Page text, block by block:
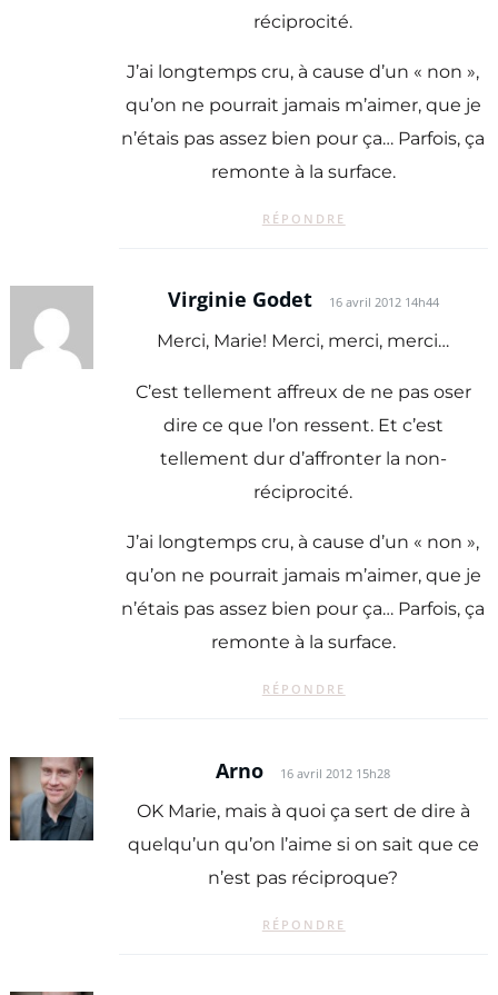
réciprocité.
J’ai longtemps cru, à cause d’un « non »,
qu’on ne pourrait jamais m’aimer, que je
n’étais pas assez bien pour ça… Parfois, ça
remonte à la surface.
RÉPONDRE
Virginie Godet 16 avril 2012 14h44
Merci, Marie! Merci, merci, merci…
C’est tellement affreux de ne pas oser
dire ce que l’on ressent. Et c’est
tellement dur d’affronter la non-
réciprocité.
J’ai longtemps cru, à cause d’un « non »,
qu’on ne pourrait jamais m’aimer, que je
n’étais pas assez bien pour ça… Parfois, ça
remonte à la surface.
RÉPONDRE
Arno 16 avril 2012 15h28
OK Marie, mais à quoi ça sert de dire à
quelqu’un qu’on l’aime si on sait que ce
n’est pas réciproque?
RÉPONDRE